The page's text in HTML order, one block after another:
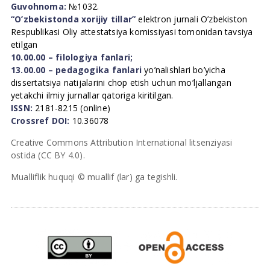
Guvohnoma: №1032.
“O’zbekistonda xorijiy tillar” elektron jurnali O’zbekiston
Respublikasi Oliy attestatsiya komissiyasi tomonidan tavsiya
etilgan
10.00.00 – filologiya fanlari;
13.00.00 – pedagogika fanlari yo’nalishlari bo’yicha
dissertatsiya natijalarini chop etish uchun mo’ljallangan
yetakchi ilmiy jurnallar qatoriga kiritilgan.
ISSN: 2181-8215 (online)
Crossref DOI: 10.36078
Creative Commons Attribution International litsenziyasi
ostida (CC BY 4.0).
Mualliflik huquqi © muallif (lar) ga tegishli.